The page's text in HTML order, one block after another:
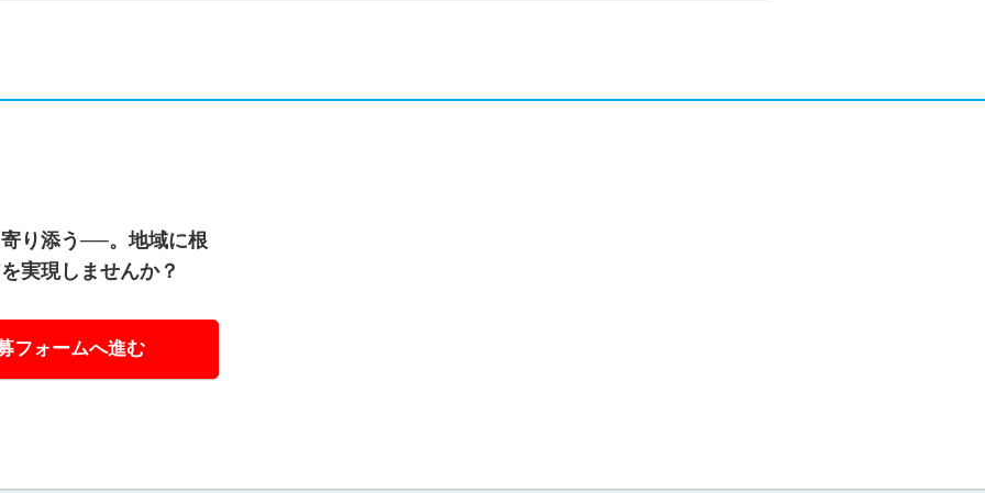
り添う──。地域に根
実現しませんか？
フォームへ進む